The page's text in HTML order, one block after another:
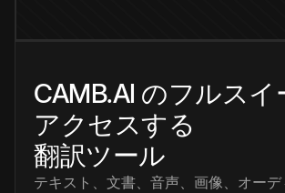
CAMB.AI のフルスイ
アクセスする
翻訳ツール
テキスト、文書、音声、画像、オーデ